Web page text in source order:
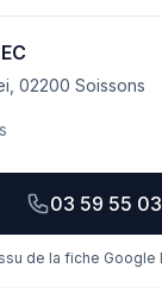
02200 Soissons
03 59 55
de la fiche Google